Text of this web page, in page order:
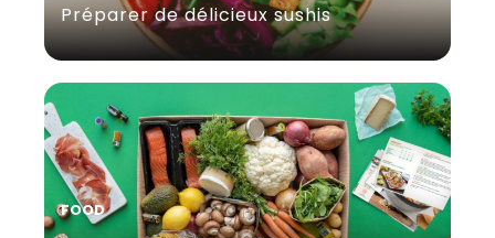
Préparer de délicieux sushis
FOOD